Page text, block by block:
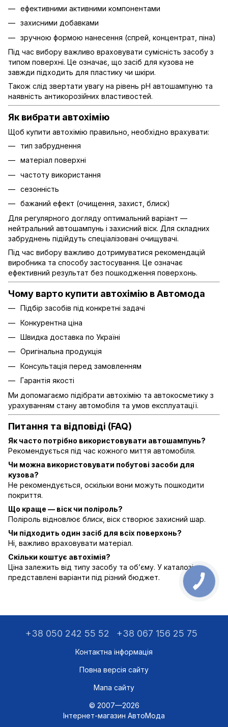
ефективними активними компонентами
захисними добавками
зручною формою нанесення (спрей, концентрат, піна)
Під час вибору важливо враховувати сумісність засобу з
типом поверхні. Це означає, що засіб для кузова не
завжди підходить для пластику чи шкіри.
Також слід звертати увагу на рівень pH автошампуню та
наявність антикорозійних властивостей.
Як вибрати автохімію
Щоб купити автохімію правильно, необхідно врахувати:
тип забруднення
матеріал поверхні
частоту використання
сезонність
бажаний ефект (очищення, захист, блиск)
Для регулярного догляду оптимальний варіант —
нейтральний автошампунь і захисний віск. Для складних
забруднень підійдуть спеціалізовані очищувачі.
Під час вибору важливо дотримуватися рекомендацій
виробника та способу застосування. Це означає
ефективний результат без пошкодження поверхонь.
Чому варто купити автохімію в Автомода
Підбір засобів під конкретні задачі
Конкурентна ціна
Швидка доставка по Україні
Оригінальна продукція
Консультація перед замовленням
Гарантія якості
Ми допомагаємо підібрати автохімію та автокосметику з
урахуванням стану автомобіля та умов експлуатації.
Питання та відповіді (FAQ)
Як часто потрібно використовувати автошампунь?
Рекомендується під час кожного миття автомобіля.
Чи можна використовувати побутові засоби для
кузова?
Не рекомендується, оскільки вони можуть пошкодити
покриття.
Що краще — віск чи поліроль?
Поліроль відновлює блиск, віск створює захисний шар.
Чи підходить один засіб для всіх поверхонь?
Ні, важливо враховувати матеріал.
Скільки коштує автохімія?
Ціна залежить від типу засобу та об’єму. У каталозі
представлені варіанти під різний бюджет.
+38 050 242 55 52 +38 067 156 25 75
Контактна інформація
Повна версія сайту
Мапа сайту
© 2007—2026
Інтернет-магазин АвтоМода